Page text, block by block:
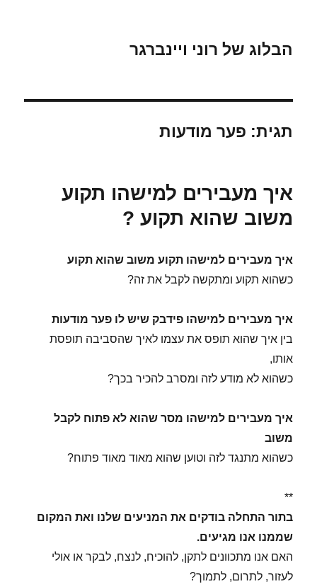
הבלוג של רוני ויינברגר
תגית: פער מודעות
איך מעבירים למישהו תקוע
משוב שהוא תקוע ?
איך מעבירים למישהו תקוע משוב שהוא תקוע
כשהוא תקוע ומתקשה לקבל את זה?
איך מעבירים למישהו פידבק שיש לו פער מודעות
בין איך שהוא תופס את עצמו לאיך שהסביבה תופסת
אותו,
כשהוא לא מודע לזה ומסרב להכיר בכך?
איך מעבירים למישהו מסר שהוא לא פתוח לקבל
משוב
כשהוא מתנגד לזה וטוען שהוא מאוד מאוד פתוח?
**
בתור התחלה בודקים את המניעים שלנו ואת המקום
שממנו אנו מגיעים.
האם אנו מתכוונים לתקן, להוכיח, לנצח, לבקר או אולי
לעזור, לתרום, לתמוך?